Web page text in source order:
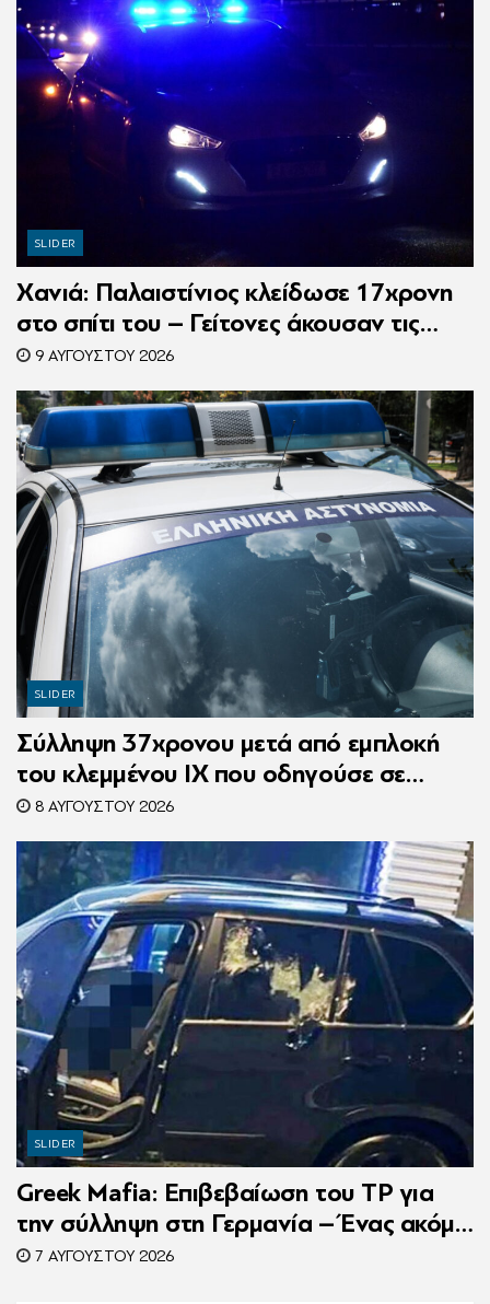
SLIDER
Χανιά: Παλαιστίνιος κλείδωσε 17χρονη
στο σπίτι του – Γείτονες άκουσαν τις
φωνές της και κάλεσαν την Αστυνομία
9 ΑΥΓΟΎΣΤΟΥ 2026
SLIDER
Σύλληψη 37χρονου μετά από εμπλοκή
του κλεμμένου ΙΧ που οδηγούσε σε
τροχαίο
8 ΑΥΓΟΎΣΤΟΥ 2026
SLIDER
Greek Mafia: Επιβεβαίωση τoυ ΤP για
την σύλληψη στη Γερμανία – Ένας ακόμη
κατηγορούμενος για τον θάνατο του
7 ΑΥΓΟΎΣΤΟΥ 2026